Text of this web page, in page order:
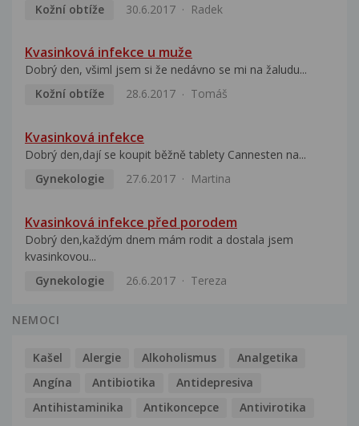
Kožní obtíže
30.6.2017 Radek
Kvasinková infekce u muže
Dobrý den, všiml jsem si že nedávno se mi na žaludu...
Kožní obtíže
28.6.2017 Tomáš
Kvasinková infekce
Dobrý den,dají se koupit běžně tablety Cannesten na...
Gynekologie
27.6.2017 Martina
Kvasinková infekce před porodem
Dobrý den,každým dnem mám rodit a dostala jsem
kvasinkovou...
Gynekologie
26.6.2017 Tereza
NEMOCI
Kašel Alergie Alkoholismus
Analgetika
Angína
Antibiotika
Antidepresiva
Antihistaminika
Antikoncepce Antivirotika